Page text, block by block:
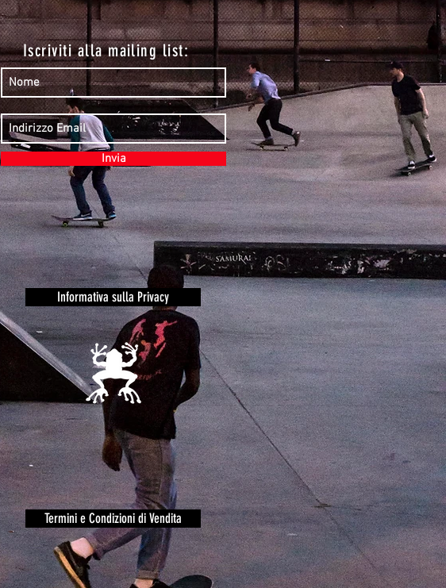
Iscriviti alla mailing list:
Invia
Informativa sulla Privacy
Termini e Condizioni di Vendita